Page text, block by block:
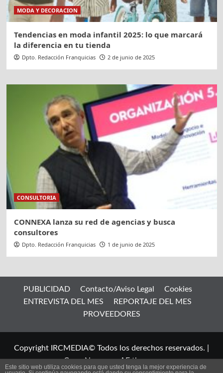
MODA Y DECORACION
Tendencias en moda infantil 2025: lo que marcará
la diferencia en tu tienda
Dpto. Redacción Franquicias 2 de junio de 2025
CONSULTORIA
CONNEXA lanza su red de agencias y busca
consultores
Dpto. Redacción Franquicias 1 de junio de 2025
PUBLICIDAD Contacto/Aviso Legal
Cookies
ENTREVISTA DEL MES
REPORTAJE DEL MES
PROVEEDORES
Copyright IRCMEDIA© Todos los derechos reservados.
CoverNewspor AF themes.
Este sitio web utiliza cookies para que usted tenga la mejor experiencia de